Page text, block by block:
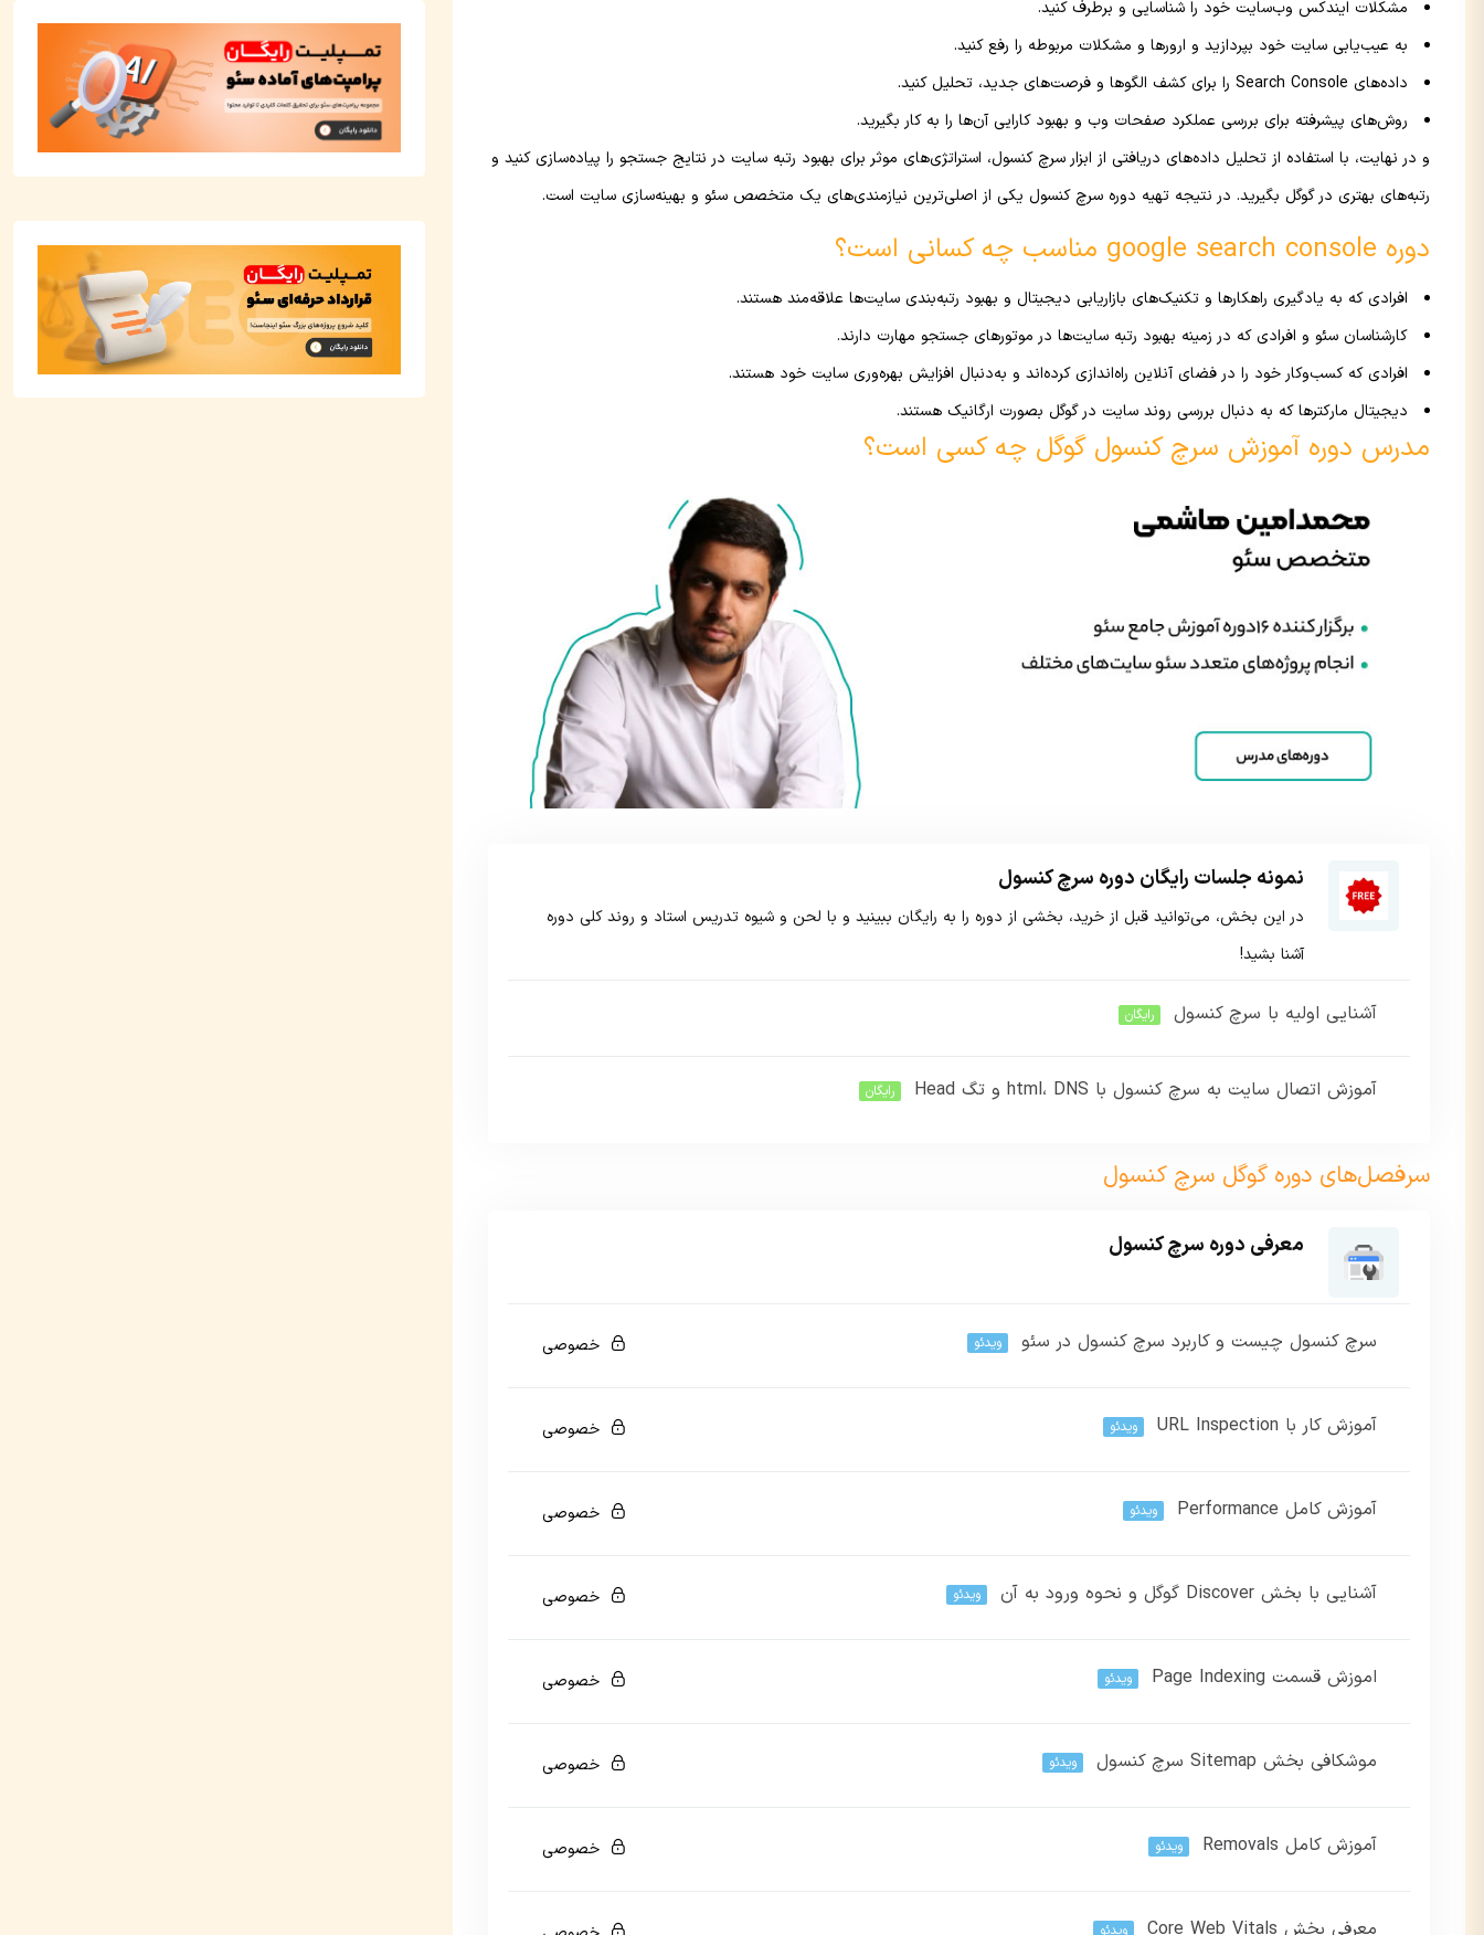
مشکلات ایندکس وب‌سایت خود را شناسایی و برطرف کنید.
به عیب‌یابی سایت خود بپردازید و ارورها و مشکلات مربوطه را رفع کنید.
داده‌های Search Console را برای کشف الگوها و فرصت‌های جدید، تحلیل کنید.
روش‌های پیشرفته برای بررسی عملکرد صفحات وب و بهبود کارایی آن‌ها را به کار بگیرید.
و در نهایت، با استفاده از تحلیل داده‌های دریافتی از ابزار سرچ کنسول، استراتژی‌های موثر برای بهبود رتبه سایت در نتایج جستجو را پیاده‌سازی کنید و
رتبه‌های بهتری در گوگل بگیرید. در نتیجه تهیه دوره سرچ کنسول یکی از اصلی‌ترین نیازمندی‌های یک متخصص سئو و بهینه‌سازی سایت است.
دوره google search console مناسب چه کسانی است؟
افرادی که به یادگیری راهکارها و تکنیک‌های بازاریابی دیجیتال و بهبود رتبه‌بندی سایت‌ها علاقه‌مند هستند.
کارشناسان سئو و افرادی که در زمینه بهبود رتبه سایت‌ها در موتورهای جستجو مهارت دارند.
افرادی که کسب‌وکار خود را در فضای آنلاین راه‌اندازی کرده‌اند و به‌دنبال افزایش بهره‌وری سایت خود هستند.
دیجیتال مارکترها که به دنبال بررسی روند سایت در گوگل بصورت ارگانیک هستند.
مدرس دوره آموزش سرچ کنسول گوگل چه کسی است؟
نمونه جلسات رایگان دوره سرچ کنسول
در این بخش، می‌توانید قبل از خرید، بخشی از دوره را به رایگان ببینید و با لحن و شیوه تدریس استاد و روند کلی دوره
آشنا بشید!
آشنایی اولیه با سرچ کنسول رایگان
آموزش اتصال سایت به سرچ کنسول با html، DNS و تگ Head رایگان
سرفصل‌های دوره گوگل سرچ کنسول
معرفی دوره سرچ کنسول
سرچ کنسول چیست و کاربرد سرچ کنسول در سئو ویدئو خصوصی
این بخش خصوصی می باشد. برای دسترسی کامل به دروس این دوره باید این دوره را خریداری نمایید.
آموزش کار با URL Inspection ویدئو خصوصی
این بخش خصوصی می باشد. برای دسترسی کامل به دروس این دوره باید این دوره را خریداری نمایید.
آموزش کامل Performance ویدئو خصوصی
این بخش خصوصی می باشد. برای دسترسی کامل به دروس این دوره باید این دوره را خریداری نمایید.
آشنایی با بخش Discover گوگل و نحوه ورود به آن ویدئو خصوصی
این بخش خصوصی می باشد. برای دسترسی کامل به دروس این دوره باید این دوره را خریداری نمایید.
اموزش قسمت Page Indexing ویدئو خصوصی
این بخش خصوصی می باشد. برای دسترسی کامل به دروس این دوره باید این دوره را خریداری نمایید.
موشکافی بخش Sitemap سرچ کنسول ویدئو خصوصی
این بخش خصوصی می باشد. برای دسترسی کامل به دروس این دوره باید این دوره را خریداری نمایید.
آموزش کامل Removals ویدئو خصوصی
این بخش خصوصی می باشد. برای دسترسی کامل به دروس این دوره باید این دوره را خریداری نمایید.
معرفی بخش Core Web Vitals ویدئو